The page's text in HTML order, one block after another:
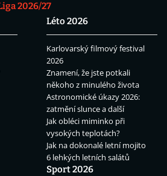
2026/27
Léto 2026
Karlovarský filmový festival
2026
Znamení, že jste potkali
někoho z minulého života
Astronomické úkazy 2026:
zatmění slunce a další
Jak obléci miminko při
vysokých teplotách?
Jak na dokonalé letní mojito
6 lehkých letních salátů
Sport 2026